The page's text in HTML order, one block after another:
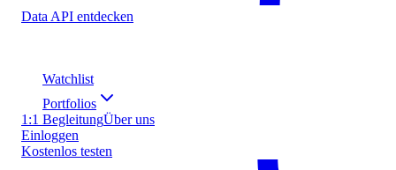
Data API entdecken
Watchlist
Portfolios
1:1 BegleitungÜber uns
Einloggen
Kostenlos testen